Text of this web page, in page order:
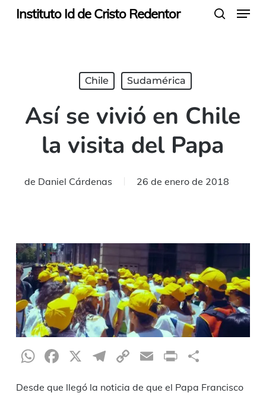
SkipInstituto Id de Cristo Redentor Menu
Chile Sudamérica
Así se vivió en Chile
la visita del Papa
de Daniel Cárdenas 26 de enero de 2018
WhatsApp
Facebook
X Telegram
CopyEmailPrint
Desde que llegó la noticia de que el Papa Francisco